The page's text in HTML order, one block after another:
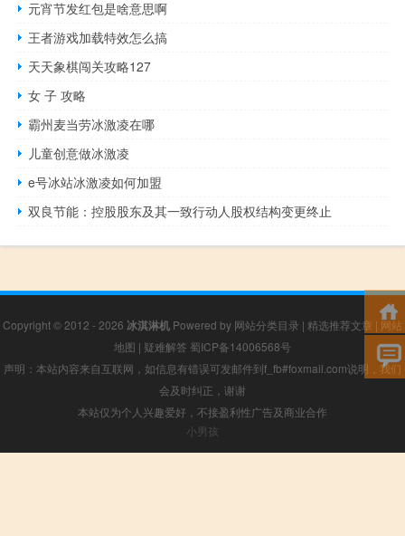
元宵节发红包是啥意思啊
王者游戏加载特效怎么搞
天天象棋闯关攻略127
女 子 攻略
霸州麦当劳冰激凌在哪
儿童创意做冰激凌
e号冰站冰激凌如何加盟
双良节能：控股股东及其一致行动人股权结构变更终止
Copyright © 2012 - 2026 冰淇淋机 Powered by 网站分类目录 | 精选推荐文章 | 网站
地图 | 疑难解答 蜀ICP备14006568号
声明：本站内容来自互联网，如信息有错误可发邮件到f_fb#foxmail.com说明，我们
会及时纠正，谢谢
本站仅为个人兴趣爱好，不接盈利性广告及商业合作
小男孩